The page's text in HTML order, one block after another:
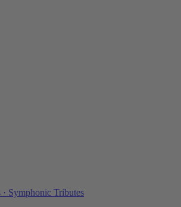
· Symphonic Tributes